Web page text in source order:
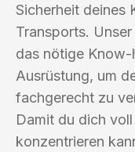
Sicherheit deines
Transports.
das nötige
Ausrüstung, um
fachgerecht zu
Damit du dich
konzentrieren